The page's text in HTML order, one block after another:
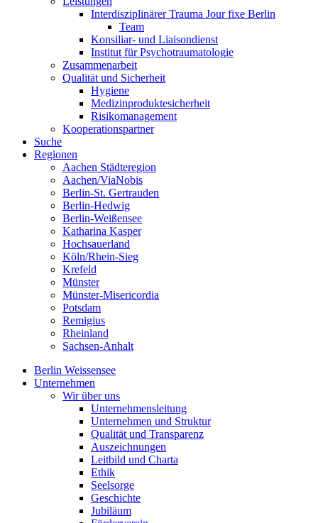
Interdisziplinärer Trauma Jour fixe Berlin
Team
Konsiliar- und Liaisondienst
Institut für Psychotraumatologie
Zusammenarbeit
Qualität und Sicherheit
Hygiene
Medizinproduktesicherheit
Risikomanagement
Kooperationspartner
Suche
Regionen
Aachen Städteregion
Aachen/ViaNobis
Berlin-St. Gertrauden
Berlin-Hedwig
Berlin-Weißensee
Katharina Kasper
Hochsauerland
Köln/Rhein-Sieg
Krefeld
Münster
Münster-Misericordia
Potsdam
Remigius
Rheinland
Sachsen-Anhalt
Berlin Weissensee
Unternehmen
Wir über uns
Unternehmensleitung
Unternehmen und Struktur
Qualität und Transparenz
Auszeichnungen
Leitbild und Charta
Ethik
Seelsorge
Geschichte
Jubiläum